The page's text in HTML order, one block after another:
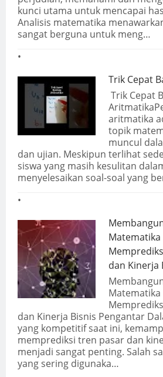
kunci utama untuk mencapai
Analisis matematika
sangat berguna untuk meng…
Trik Cepat
Trik Cepat
aritmatika
topik
muncul
dan ujian. Meskipun terlihat
siswa yang masih kesulitan
menyelesaikan soal-soal yang
dan Kinerja
dan Kinerja Bisnis Pengantar
yang kompetitif saat ini,
memprediksi tren pasar dan
menjadi sangat penting. Salah
yang sering digunaka…